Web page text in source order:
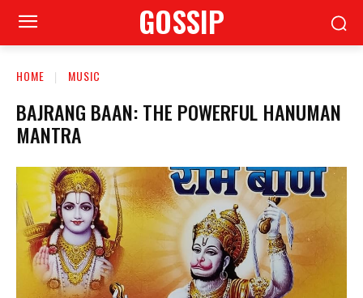
GOSSIP
HOME MUSIC
BAJRANG BAAN: THE POWERFUL HANUMAN
MANTRA